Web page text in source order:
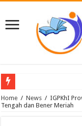
Puluhan Guru Berkumpul di
Home / News / IGPKhI
Tengah dan Bener Meriah